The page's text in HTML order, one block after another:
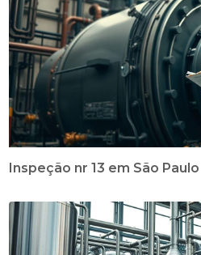
Inspeção nr 13 em São Paulo